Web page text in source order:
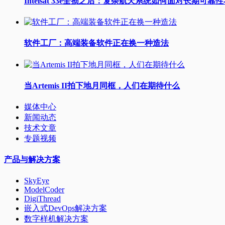
软件工厂：高端装备软件正在换一种造法
当Artemis II拍下地月同框，人们在期待什么
媒体中心
新闻动态
技术文章
专题视频
产品与解决方案
SkyEye
ModelCoder
DigiThread
嵌入式DevOps解决方案
数字样机解决方案